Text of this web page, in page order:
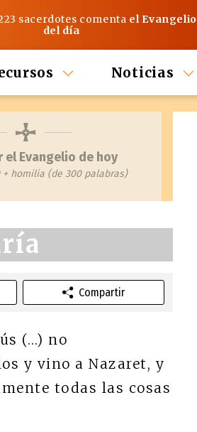
sacerdotes comenta el Evangelio
del día
Noticias
el Evangelio de hoy
+ homilia (de 300 palabras)
Compartir
(…) no
y vino a Nazaret, y
todas las cosas